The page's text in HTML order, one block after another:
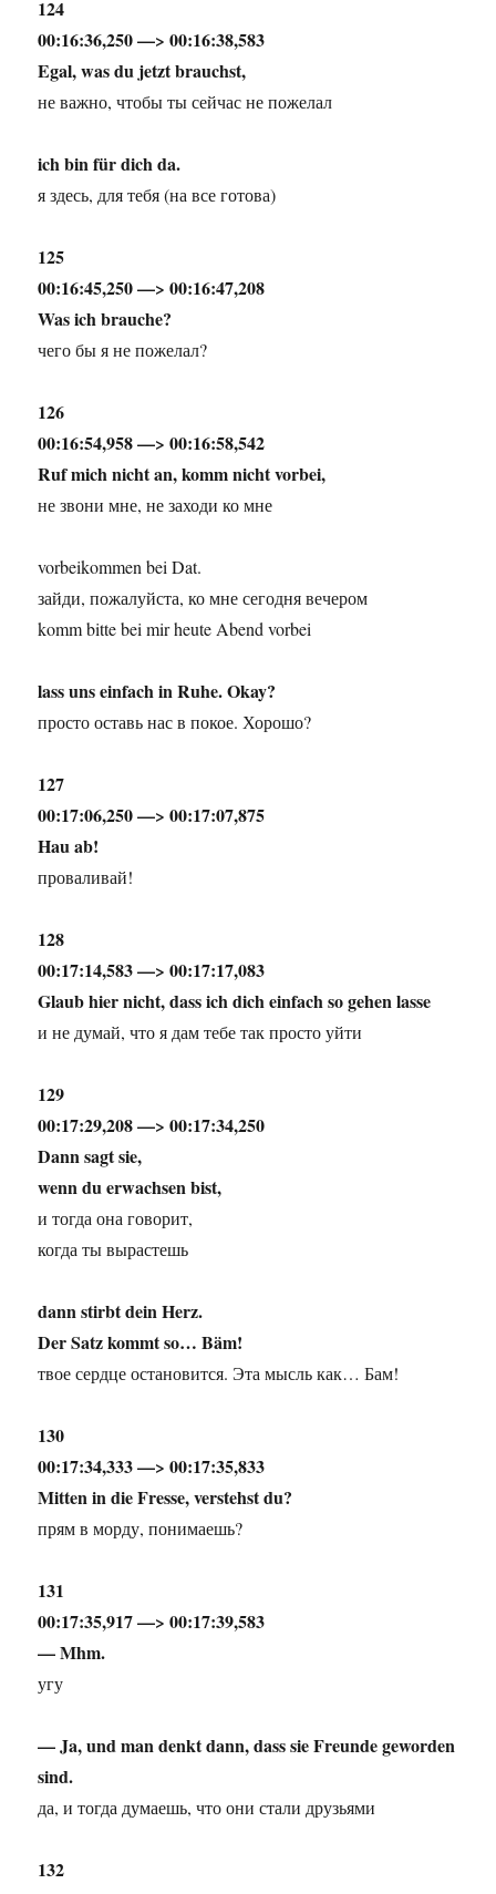
124
00:16:36,250 —> 00:16:38,583
Egal, was du jetzt brauchst,
не важно, чтобы ты сейчас не пожелал
ich bin für dich da.
я здесь, для тебя (на все готова)
125
00:16:45,250 —> 00:16:47,208
Was ich brauche?
чего бы я не пожелал?
126
00:16:54,958 —> 00:16:58,542
Ruf mich nicht an, komm nicht vorbei,
не звони мне, не заходи ко мне
vorbeikommen bei Dat.
зайди, пожалуйста, ко мне сегодня вечером
komm bitte bei mir heute Abend vorbei
lass uns einfach in Ruhe. Okay?
просто оставь нас в покое. Хорошо?
127
00:17:06,250 —> 00:17:07,875
Hau ab!
проваливай!
128
00:17:14,583 —> 00:17:17,083
Glaub hier nicht, dass ich dich einfach so gehen lasse
и не думай, что я дам тебе так просто уйти
129
00:17:29,208 —> 00:17:34,250
Dann sagt sie,
wenn du erwachsen bist,
и тогда она говорит,
когда ты вырастешь
dann stirbt dein Herz.
Der Satz kommt so… Bäm!
твое сердце остановится. Эта мысль как… Бам!
130
00:17:34,333 —> 00:17:35,833
Mitten in die Fresse, verstehst du?
прям в морду, понимаешь?
131
00:17:35,917 —> 00:17:39,583
— Mhm.
угу
— Ja, und man denkt dann, dass sie Freunde geworden
sind.
да, и тогда думаешь, что они стали друзьями
132